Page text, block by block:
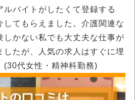
ルバイトがしたくて登録する
してもらえました。介護関連な
しかない私でも大丈夫な仕事が
したが、人気の求人はすぐに埋
(30代女性・精神科勤務)